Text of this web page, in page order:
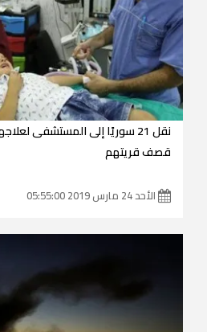
نقل 21 سوريًا إلى المستشفى
قصف قريتهم
الأحد 24 مارس 2019 05:55:00